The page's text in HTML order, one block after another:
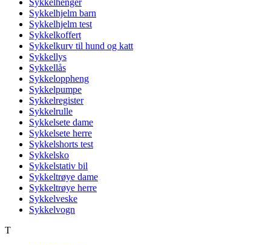
Sykkelhenger
Sykkelhjelm barn
Sykkelhjelm test
Sykkelkoffert
Sykkelkurv til hund og katt
Sykkellys
Sykkellås
Sykkeloppheng
Sykkelpumpe
Sykkelregister
Sykkelrulle
Sykkelsete dame
Sykkelsete herre
Sykkelshorts test
Sykkelsko
Sykkelstativ bil
Sykkeltrøye dame
Sykkeltrøye herre
Sykkelveske
Sykkelvogn
T